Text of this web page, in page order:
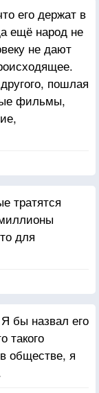
его держат в
ещё народ не
не дают
пошлая
фильмы,
Нормальный
ведущее
тратятся
для
бы назвал его
такого
обществе, я